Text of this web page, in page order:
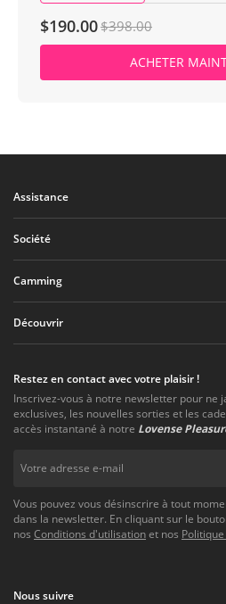
$190.00$398.00
ACHETER
Assistance
Société
Camming
Découvrir
Restez en contact avec votre plaisir !
Inscrivez-vous à notre newsletter pour ne
exclusives, les nouvelles sorties et les
accès instantané à notre Lovense
Vous pouvez vous désinscrire à tout
dans la newsletter. En cliquant sur le
nos Conditions d'utilisationet nos
Nous suivre